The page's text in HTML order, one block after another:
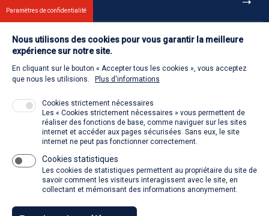
La SACD partout, quand vous voulez
Contact
Retour à l'accueil
Venir à la SACD
Paramètres de confidentialité
Nous utilisons des cookies pour vous garantir la meilleure
expérience sur notre site.
En cliquant sur le bouton « Accepter tous les cookies », vous acceptez
que nous les utilisions.
Plus d'informations
Cookies strictement nécessaires
Les « Cookies strictement nécessaires » vous permettent de
réaliser des fonctions de base, comme naviguer sur les sites
internet et accéder aux pages sécurisées. Sans eux, le site
internet ne peut pas fonctionner correctement.
Cookies statistiques
Les cookies de statistiques permettent au propriétaire du site de
savoir comment les visiteurs interagissent avec le site, en
collectant et mémorisant des informations anonymement.